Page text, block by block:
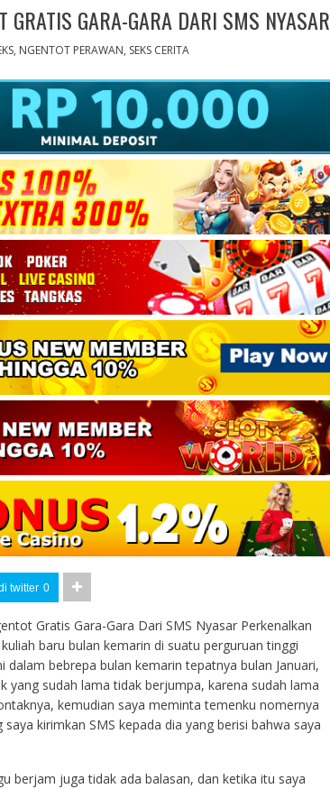
GRATIS GARA-GARA DARI SMS NYASAR
, NGENTOT PERAWAN, SEKS CERITA
twitter 0
Gratis Gara-Gara Dari SMS Nyasar Perkenalkan
baru bulan kemarin di suatu perguruan tinggi
bebrepa bulan kemarin tepatnya bulan Januari,
yang sudah lama tidak berjumpa, karena sudah lama
kemudian saya meminta temenku nomernya
kirimkan SMS kepada dia yang berisi bahwa saya
berjam juga tidak ada balasan, dan ketika itu saya